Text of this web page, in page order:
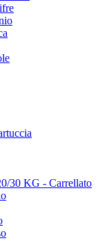
30 KG - Carrellato